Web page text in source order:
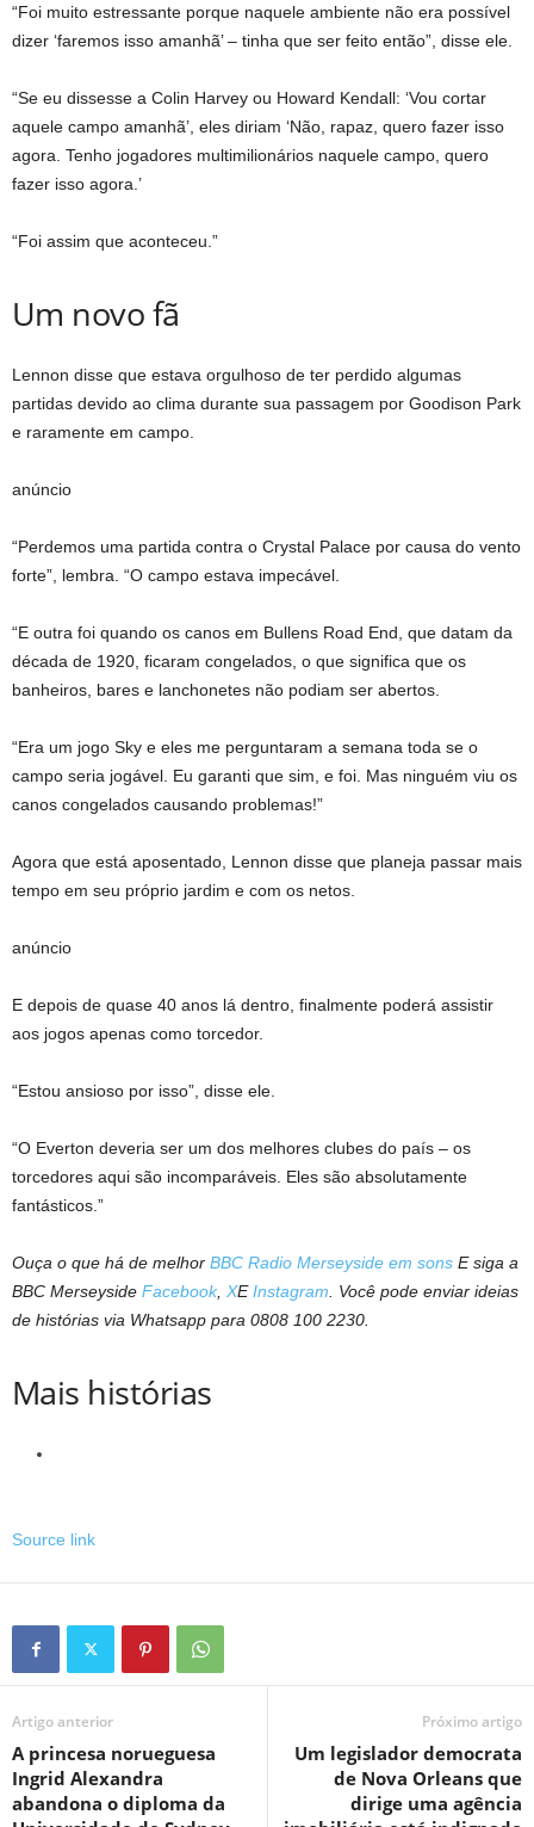
“Foi muito estressante porque naquele ambiente não era possível
dizer ‘faremos isso amanhã’ – tinha que ser feito então”, disse ele.
“Se eu dissesse a Colin Harvey ou Howard Kendall: ‘Vou cortar
aquele campo amanhã’, eles diriam ‘Não, rapaz, quero fazer isso
agora. Tenho jogadores multimilionários naquele campo, quero
fazer isso agora.’
“Foi assim que aconteceu.”
Um novo fã
Lennon disse que estava orgulhoso de ter perdido algumas
partidas devido ao clima durante sua passagem por Goodison Park
e raramente em campo.
anúncio
“Perdemos uma partida contra o Crystal Palace por causa do vento
forte”, lembra. “O campo estava impecável.
“E outra foi quando os canos em Bullens Road End, que datam da
década de 1920, ficaram congelados, o que significa que os
banheiros, bares e lanchonetes não podiam ser abertos.
“Era um jogo Sky e eles me perguntaram a semana toda se o
campo seria jogável. Eu garanti que sim, e foi. Mas ninguém viu os
canos congelados causando problemas!”
Agora que está aposentado, Lennon disse que planeja passar mais
tempo em seu próprio jardim e com os netos.
anúncio
E depois de quase 40 anos lá dentro, finalmente poderá assistir
aos jogos apenas como torcedor.
“Estou ansioso por isso”, disse ele.
“O Everton deveria ser um dos melhores clubes do país – os
torcedores aqui são incomparáveis. Eles são absolutamente
fantásticos.”
Ouça o que há de melhor BBC Radio Merseyside em sons E siga a
BBC Merseyside Facebook, XEInstagram . Você pode enviar ideias
de histórias via Whatsapp para 0808 100 2230.
Mais histórias
Source link
Artigo anterior
A princesa norueguesa
Ingrid Alexandra
abandona o diploma da
Próximo artigo
Um legislador democrata
de Nova Orleans que
dirige uma agência